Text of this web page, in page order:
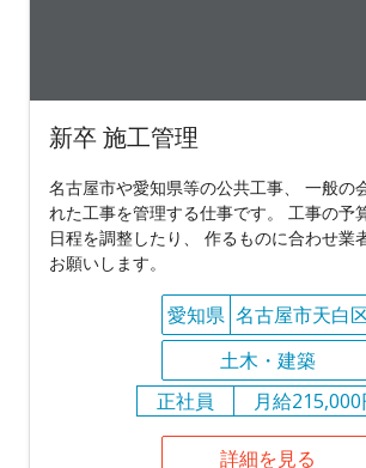
新卒 施工管理
名古屋市や愛知県等の公共工事、 一般の
れた工事を管理する仕事です。 工事の予
日程を調整したり、 作るものに合わせ業
お願いします。
愛知県 名古屋市天白
土木・建築
正社員
月給215,000
詳細を見る